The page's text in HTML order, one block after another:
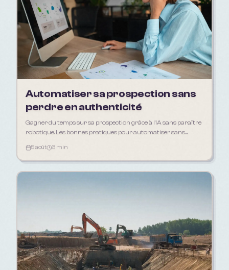
Automatiser sa prospection sans
perdre en authenticité
Gagner du temps sur sa prospection grâce à l'IA sans paraître
robotique. Les bonnes pratiques pour automatiser sans
5 août 3 min